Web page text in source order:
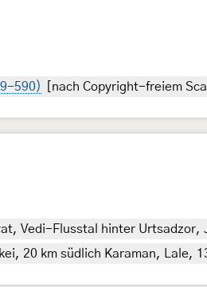
590) [nach Copyright-freiem
Vedi-Flusstal hinter Urtsadzor,
20 km südlich Karaman, Lale,